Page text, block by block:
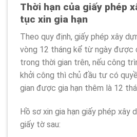
Thời hạn của giấy phép
tục xin gia hạn
Theo quy định, giấy phép xây
vòng 12 tháng kể từ ngày được
trong thời gian trên, nếu công
khởi công thì chủ đầu tư có
gian được gia hạn thêm là 12
Hồ sơ xin gia hạn giấy phép xây
giấy tờ sau: